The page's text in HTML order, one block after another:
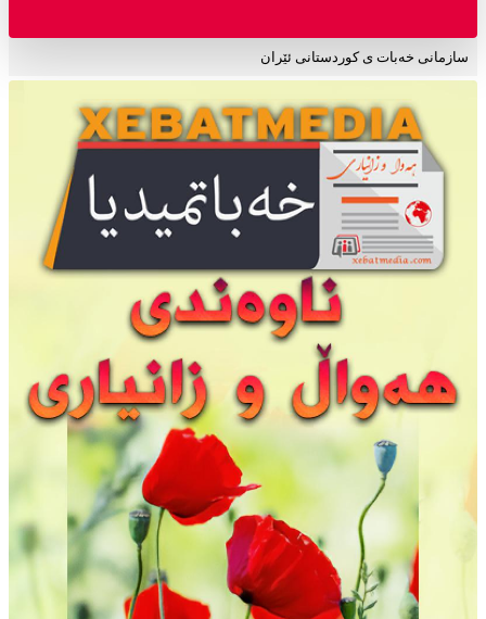
سازمانی خەبات ی کوردستانی ئێران